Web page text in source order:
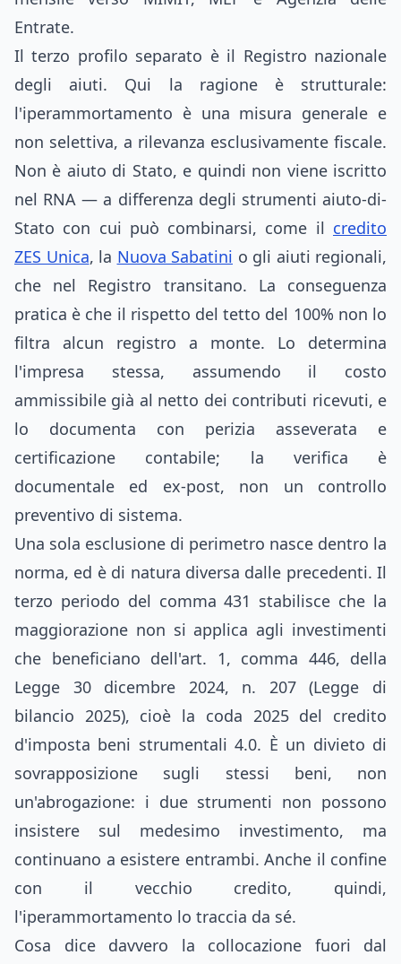
Entrate.
Il terzo profilo separato è il Registro nazionale
degli aiuti. Qui la ragione è strutturale:
l'iperammortamento è una misura generale e
non selettiva, a rilevanza esclusivamente fiscale.
Non è aiuto di Stato, e quindi non viene iscritto
nel RNA — a differenza degli strumenti aiuto-di-
Stato con cui può combinarsi, come il credito
ZES Unica, la Nuova Sabatini o gli aiuti regionali,
che nel Registro transitano. La conseguenza
pratica è che il rispetto del tetto del 100% non lo
filtra alcun registro a monte. Lo determina
l'impresa stessa, assumendo il costo
ammissibile già al netto dei contributi ricevuti, e
lo documenta con perizia asseverata e
certificazione contabile; la verifica è
documentale ed ex-post, non un controllo
preventivo di sistema.
Una sola esclusione di perimetro nasce dentro la
norma, ed è di natura diversa dalle precedenti. Il
terzo periodo del comma 431 stabilisce che la
maggiorazione non si applica agli investimenti
che beneficiano dell'art. 1, comma 446, della
Legge 30 dicembre 2024, n. 207 (Legge di
bilancio 2025), cioè la coda 2025 del credito
d'imposta beni strumentali 4.0. È un divieto di
sovrapposizione sugli stessi beni, non
un'abrogazione: i due strumenti non possono
insistere sul medesimo investimento, ma
continuano a esistere entrambi. Anche il confine
con il vecchio credito, quindi,
l'iperammortamento lo traccia da sé.
Cosa dice davvero la collocazione fuori dal